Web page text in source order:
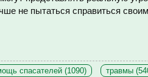
не пытаться справиться
спасателей (1090)
травмы